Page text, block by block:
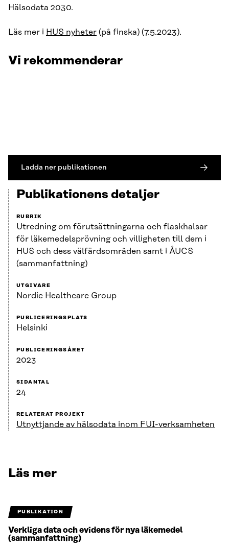
Hälsodata 2030.
Läs mer i HUS nyheter (på finska) (7.5.2023).
Vi rekommenderar
Ladda ner publikationen
Publikationens detaljer
RUBRIK
Utredning om förutsättningarna och flaskhalsar
för läkemedelsprövning och villigheten till dem i
HUS och dess välfärdsområden samt i ÅUCS
(sammanfattning)
UTGIVARE
Nordic Healthcare Group
PUBLICERINGSPLATS
Helsinki
PUBLICERINGSÅRET
2023
SIDANTAL
24
RELATERAT PROJEKT
Utnyttjande av hälsodata inom FUI-verksamheten
Läs mer
PUBLIKATION
Verkliga data och evidens för nya läkemedel
(sammanfattning)